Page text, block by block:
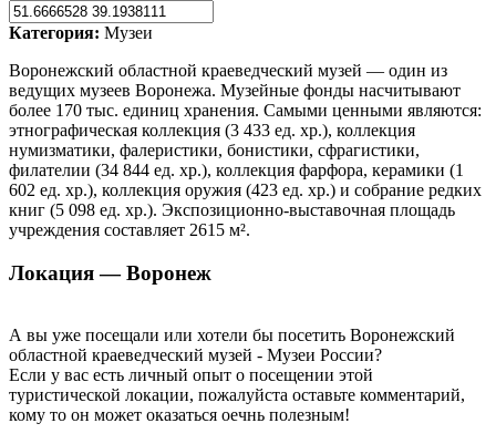
Категория: Музеи
Воронежский областной краеведческий музей — один из
ведущих музеев Воронежа. Музейные фонды насчитывают
более 170 тыс. единиц хранения. Самыми ценными являются:
этнографическая коллекция (3 433 ед. хр.), коллекция
нумизматики, фалеристики, бонистики, сфрагистики,
филателии (34 844 ед. хр.), коллекция фарфора, керамики (1
602 ед. хр.), коллекция оружия (423 ед. хр.) и собрание редких
книг (5 098 ед. хр.). Экспозиционно-выставочная площадь
учреждения составляет 2615 м².
Локация — Воронеж
А вы уже посещали или хотели бы посетить Воронежский
областной краеведческий музей - Музеи России?
Если у вас есть личный опыт о посещении этой
туристической локации, пожалуйста оставьте комментарий,
кому то он может оказаться оечнь полезным!